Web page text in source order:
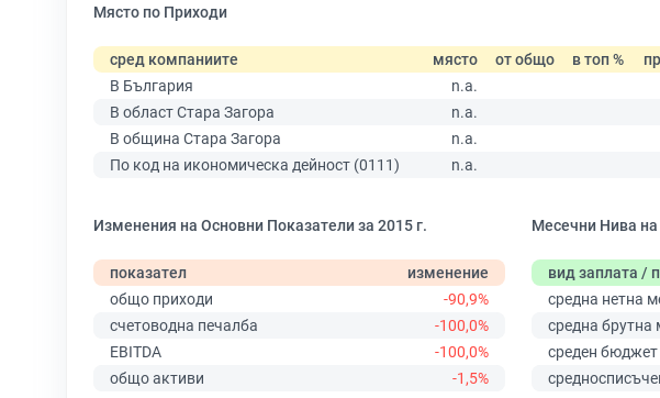
Място по Приходи
сред компаниите място от общо в топ %
В България
n.a.
В област Стара Загора
n.a.
В община Стара Загора
n.a.
По код на икономическа дейност (0111)
n.a.
Изменения на Основни Показатели за 2015 г.
показател
изменение
общо приходи
-90,9%
счетоводна печалба
-100,0%
EBITDA
-100,0%
общо активи
-1,5%
Месечни Нива на
вид заплата /
средна нетна
средна брутна
среден бюджет